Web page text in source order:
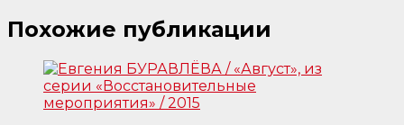
Похожие публикации